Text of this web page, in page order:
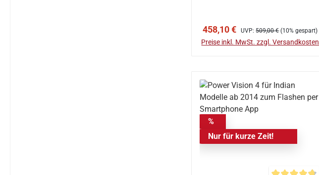
Verkaufspreis:
458,10 € Regulärer Preis:
UVP:509,00 € (10% gespart)
Preise inkl. MwSt. zzgl. Versandkosten
%
Nur für kurze Zeit!